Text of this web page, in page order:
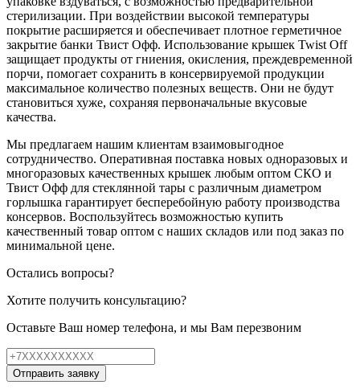
стерилизации. При воздействии высокой температуры
покрытие расширяется и обеспечивает плотное герметичное
закрытие банки Твист Офф. Использование крышек Twist Off
защищает продукты от гниения, окисления, преждевременной
порчи, помогает сохранить в консервируемой продукции
максимальное количество полезных веществ. Они не будут
становиться хуже, сохраняя первоначальные вкусовые
качества.
Мы предлагаем нашим клиентам взаимовыгодное
сотрудничество. Оперативная поставка новых одноразовых и
многоразовых качественных крышек любым оптом СКО и
Твист Офф для стеклянной тары с различным диаметром
горлышка гарантирует бесперебойную работу производства
консервов. Воспользуйтесь возможностью купить
качественный товар оптом с наших складов или под заказ по
минимальной цене.
Остались вопросы?
Хотите получить консультацию?
Оставьте Ваш номер телефона, и мы Вам перезвоним
Отправить заявку